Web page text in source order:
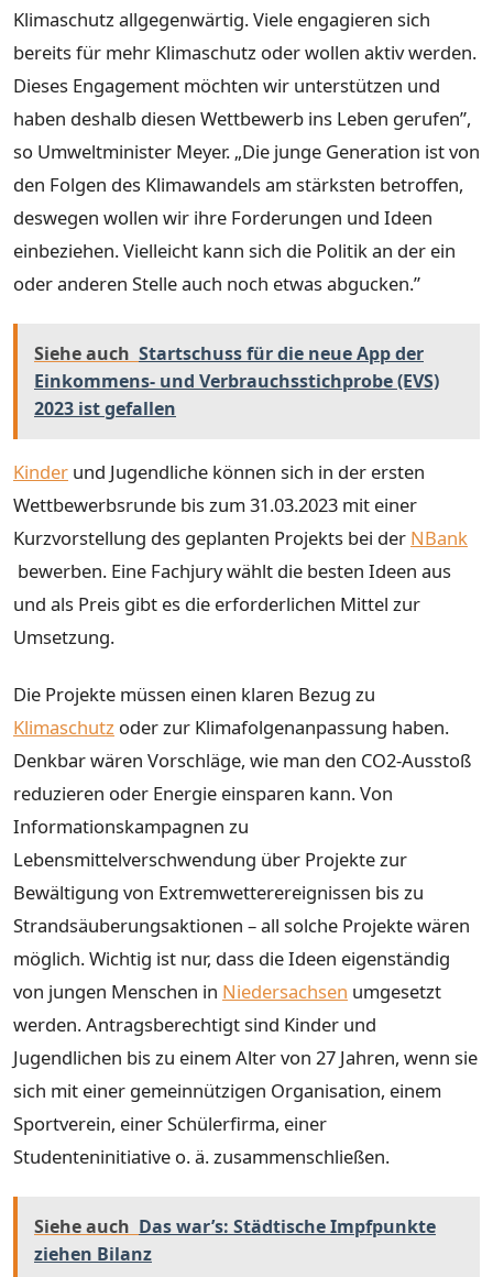
Klimaschutz allgegenwärtig. Viele engagieren sich
bereits für mehr Klimaschutz oder wollen aktiv werden.
Dieses Engagement möchten wir unterstützen und
haben deshalb diesen Wettbewerb ins Leben gerufen”,
so Umweltminister Meyer. „Die junge Generation ist von
den Folgen des Klimawandels am stärksten betroffen,
deswegen wollen wir ihre Forderungen und Ideen
einbeziehen. Vielleicht kann sich die Politik an der ein
oder anderen Stelle auch noch etwas abgucken.”
Siehe auch Startschuss für die neue App der
Einkommens- und Verbrauchsstichprobe (EVS)
2023 ist gefallen
Kinder und Jugendliche können sich in der ersten
Wettbewerbsrunde bis zum 31.03.2023 mit einer
Kurzvorstellung des geplanten Projekts bei der NBank
bewerben. Eine Fachjury wählt die besten Ideen aus
und als Preis gibt es die erforderlichen Mittel zur
Umsetzung.
Die Projekte müssen einen klaren Bezug zu
Klimaschutz oder zur Klimafolgenanpassung haben.
Denkbar wären Vorschläge, wie man den CO2-Ausstoß
reduzieren oder Energie einsparen kann. Von
Informationskampagnen zu
Lebensmittelverschwendung über Projekte zur
Bewältigung von Extremwetterereignissen bis zu
Strandsäuberungsaktionen – all solche Projekte wären
möglich. Wichtig ist nur, dass die Ideen eigenständig
von jungen Menschen in Niedersachsen umgesetzt
werden. Antragsberechtigt sind Kinder und
Jugendlichen bis zu einem Alter von 27 Jahren, wenn sie
sich mit einer gemeinnützigen Organisation, einem
Sportverein, einer Schülerfirma, einer
Studenteninitiative o. ä. zusammenschließen.
Siehe auch Das war’s: Städtische Impfpunkte
ziehen Bilanz